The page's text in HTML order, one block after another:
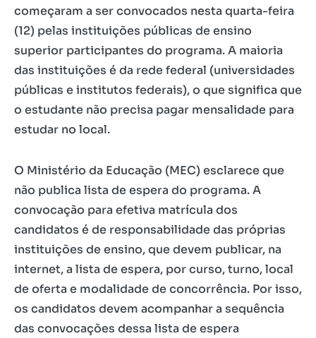
começaram a ser convocados nesta quarta-feira
(12) pelas instituições públicas de ensino
superior participantes do programa. A maioria
das instituições é da rede federal (universidades
públicas e institutos federais), o que significa que
o estudante não precisa pagar mensalidade para
estudar no local.
O Ministério da Educação (MEC) esclarece que
não publica lista de espera do programa. A
convocação para efetiva matrícula dos
candidatos é de responsabilidade das próprias
instituições de ensino, que devem publicar, na
internet, a lista de espera, por curso, turno, local
de oferta e modalidade de concorrência. Por isso,
os candidatos devem acompanhar a sequência
das convocações dessa lista de espera